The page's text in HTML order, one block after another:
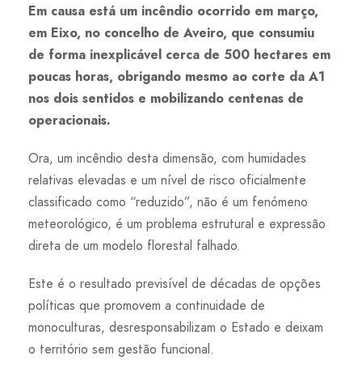
Em causa está um incêndio ocorrido em março,
em Eixo, no concelho de Aveiro, que consumiu
de forma inexplicável cerca de 500 hectares em
poucas horas, obrigando mesmo ao corte da A1
nos dois sentidos e mobilizando centenas de
operacionais.
Ora, um incêndio desta dimensão, com humidades
relativas elevadas e um nível de risco oficialmente
classificado como “reduzido”, não é um fenómeno
meteorológico, é um problema estrutural e expressão
direta de um modelo florestal falhado.
Este é o resultado previsível de décadas de opções
políticas que promovem a continuidade de
monoculturas, desresponsabilizam o Estado e deixam
o território sem gestão funcional.